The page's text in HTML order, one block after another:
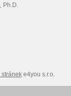
Ph.D.
stráneke4you s.r.o.